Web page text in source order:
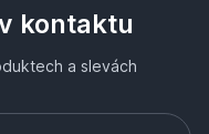
kontaktu
a slevách